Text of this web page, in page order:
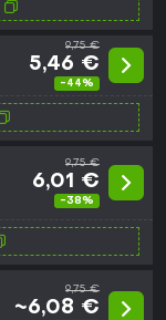
9,75 €
5,46 €
-44%
9,75 €
6,01 €
-38%
9,75 €
~6,08 €